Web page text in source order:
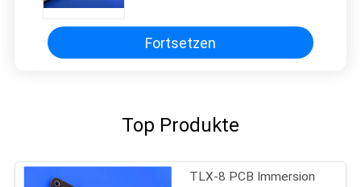
Fortsetzen
Top Produkte
TLX-8 PCB Immersion